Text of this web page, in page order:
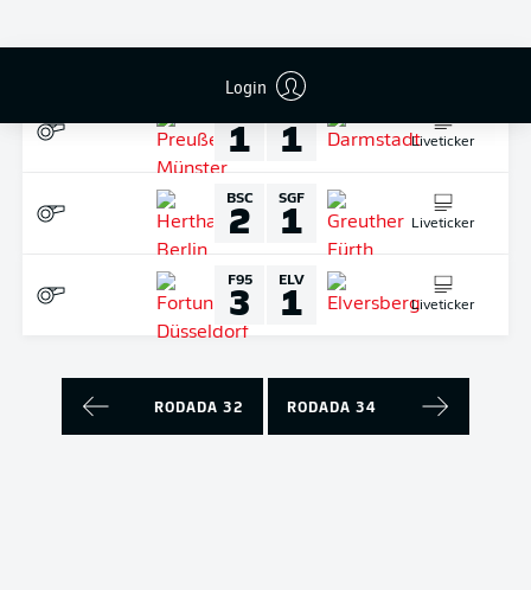
Login
1 1 Liveticker
BSC
2 SGF
1 Liveticker
F95
3 ELV
1 Liveticker
RODADA 32 RODADA 34